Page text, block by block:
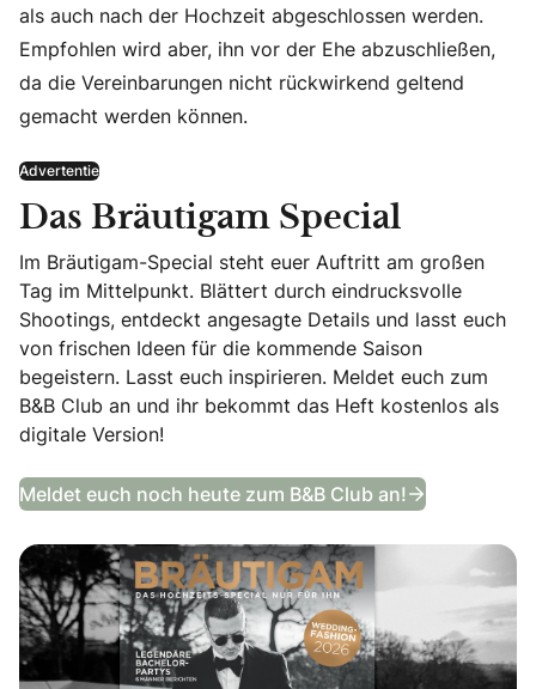
als auch nach der Hochzeit abgeschlossen werden.
Empfohlen wird aber, ihn vor der Ehe abzuschließen,
da die Vereinbarungen nicht rückwirkend geltend
gemacht werden können.
Advertentie
Das Bräutigam Special
Im Bräutigam-Special steht euer Auftritt am großen
Tag im Mittelpunkt. Blättert durch eindrucksvolle
Shootings, entdeckt angesagte Details und lasst euch
von frischen Ideen für die kommende Saison
begeistern. Lasst euch inspirieren. Meldet euch zum
B&B Club an und ihr bekommt das Heft kostenlos als
digitale Version!
Meldet euch noch heute zum B&B Club an! Das